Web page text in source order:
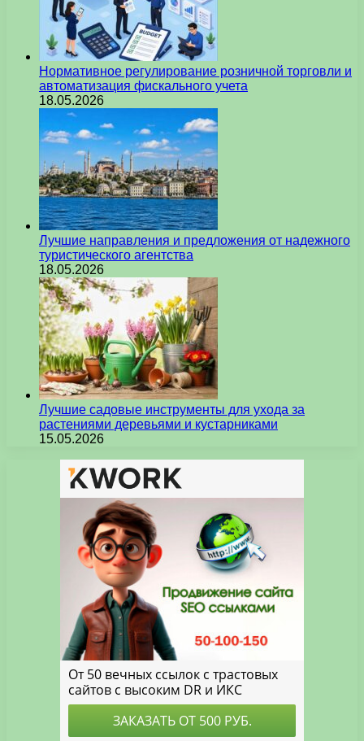
Нормативное регулирование розничной торговли и
автоматизация фискального учета
18.05.2026
Лучшие направления и предложения от надежного
туристического агентства
18.05.2026
Лучшие садовые инструменты для ухода за
растениями деревьями и кустарниками
15.05.2026